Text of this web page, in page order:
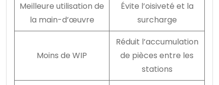
Meilleure utilisation de
la main-d’œuvre
Évite l’oisiveté et la
surcharge
Moins de WIP
Réduit l’accumulation
de pièces entre les
stations